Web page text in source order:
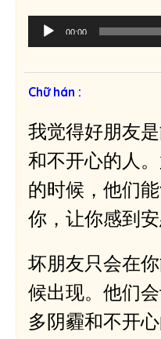
r
h
h
á
â
m
t
h
a
n
h
00:00
Chữ hán :
我觉得好朋友
和不开心的人
的时候，他们
你，让你感到安
坏朋友只会在
候出现。他们
多阴霾和不开